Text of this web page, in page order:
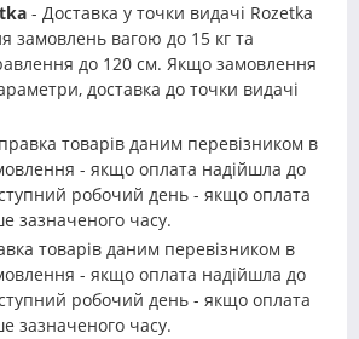
- Доставка у точки видачі Rozetka
замовлень вагою до 15 кг та
до 120 см. Якщо замовлення
доставка до точки видачі
товарів даним перевізником в
- якщо оплата надійшла до
робочий день - якщо оплата
зазначеного часу.
товарів даним перевізником в
- якщо оплата надійшла до
робочий день - якщо оплата
зазначеного часу.